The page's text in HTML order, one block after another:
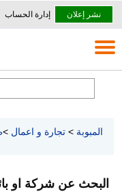
نشر إعلان إدارة الحساب
المبوبة > تجارة و اعمال >
البحث عن شركة او